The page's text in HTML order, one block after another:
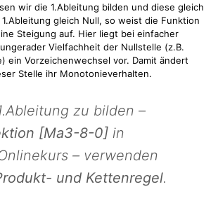
wir die 1.Ableitung bilden und diese gleich
gleich Null, so weist die Funktion
Steigung auf. Hier liegt bei einfacher
Vielfachheit der Nullstelle (z.B.
ein Vorzeichenwechsel vor. Damit ändert
Stelle ihr Monotonieverhalten.
zu bilden –
[Ma3-8-0] in
– verwenden
und Kettenregel.